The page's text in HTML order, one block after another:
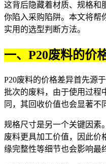
这背后隐藏着材质、规格和
你陷入采购陷阱。本文将帮
实用的选型判断方法。
一、P20废料的价
P20废料的价格差异首先源
批次的废料，由于使用过程
同，其回收价值也会显著不
规格尺寸是另一个关键因素
废料更具加工价值，因此价
缘完整性等细节也会影响最